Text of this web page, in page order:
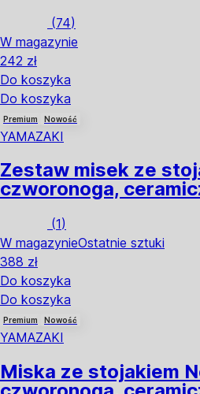
(74)
W magazynie
242 zł
Do koszyka
Do koszyka
Premium Nowość
YAMAZAKI
Zestaw misek ze
czworonoga,
(1)
W magazynieOstatnie sztuki
388 zł
Do koszyka
Do koszyka
Premium Nowość
YAMAZAKI
Miska ze stojakiem